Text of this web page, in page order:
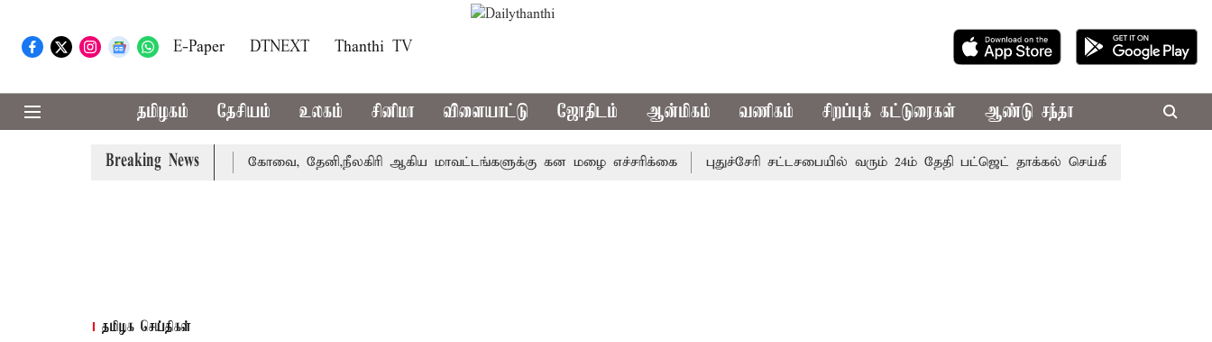
E-Paper DTNEXT Thanthi TV
தமிழகம் தேசியம் உலகம் சினிமா விளையாட்டு ஜோதிடம் ஆன்மிகம் வணிகம் சிறப்புக் கட்டுரைகள் ஆண்டு சந்தா
Breaking News
வாபஸ் பெற்றார் சங்கீதா கோவை, தேனி,நீலகிரி ஆகிய மாவட்டங்களுக்கு கன மழை எச்சரிக்கை புதுச்சேரி சட்டசபையில் வரும் 24ம் தேதி பட்ஜெட் தாக்கல் செய்கிறார் முதல்-அமைச்சர்
தமிழக செய்திகள்